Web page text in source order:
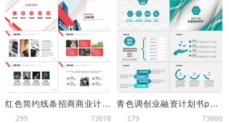
红色简约线条招商商业计划书PPT模板
299 73078
青色调创业融资计划书ppt模板
179 73000